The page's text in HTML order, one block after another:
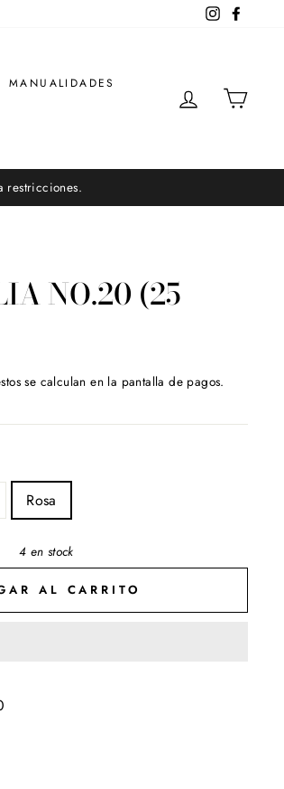
Instagram
MANUALIDADES
INGRESAR
restricciones.
NO.20 (25
se calculan en la pantalla de pagos.
Rosa
4 en stock
AL CARRITO